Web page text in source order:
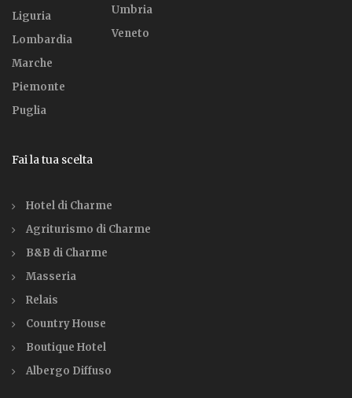
Liguria
Lombardia
Marche
Piemonte
Puglia
Umbria
Veneto
Fai la tua scelta
Hotel di Charme
Agriturismo di Charme
B&B di Charme
Masseria
Relais
Country House
Boutique Hotel
Albergo Diffuso